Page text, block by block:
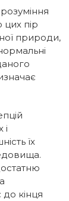
цих пір
природи,
і
їх
кінця